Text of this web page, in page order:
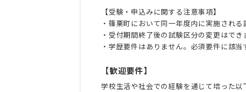
【受験・申込みに関する注意事項】
・ 篠栗町において同一年度内に実施される
・受付期間終了後の試験区分の変更はで
・学歴要件はありません。必須要件に該
【歓迎要件】
学校生活や社会での経験を通じて培った